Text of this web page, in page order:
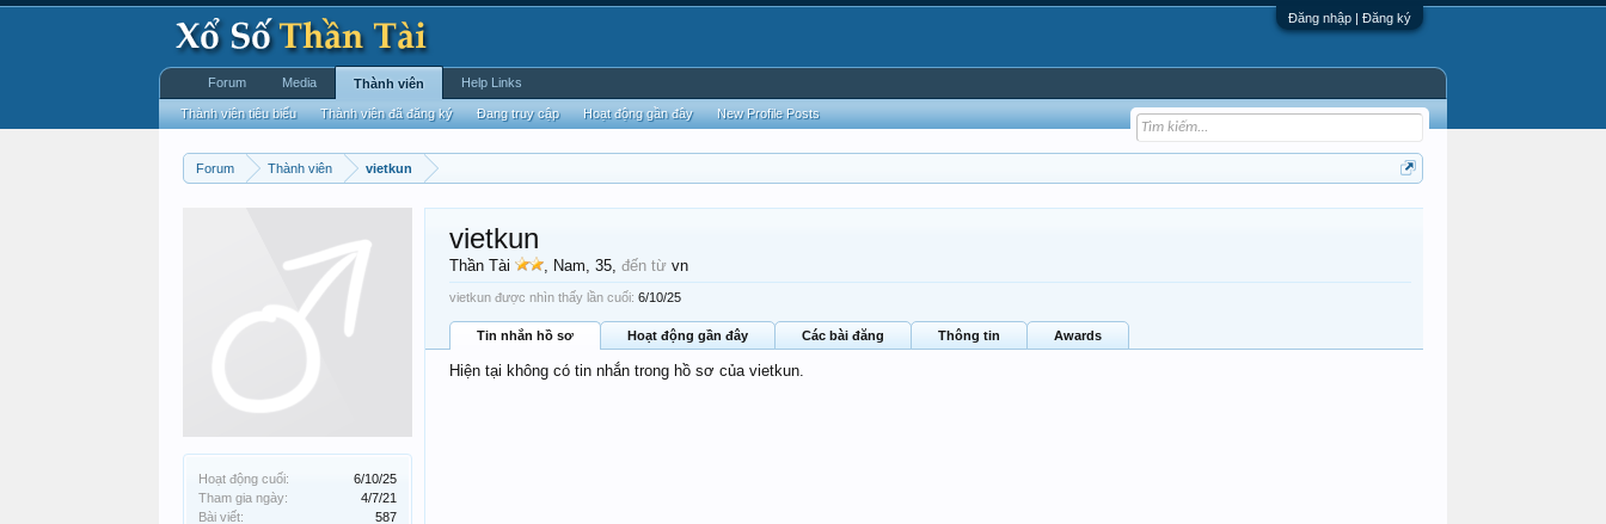
Đăng nhập | Đăng ký
Forum Thành viên vietkun
Hoạt động cuối:
6/10/25
Tham gia ngày:
4/7/21
Bài viết:
587
vietkun
Thần Tài , Nam, 35, đến từ vn
vietkun được nhìn thấy lần cuối: 6/10/25
Tin nhắn hồ sơ Hoạt động gần đây Các bài đăng Thông tin Awards
Hiện tại không có tin nhắn trong hồ sơ của vietkun.
Forum Media Thành viên
Thành viên tiêu biểu Thành viên đã đăng ký Đang truy cập Hoạt động gần đây New Profile Posts
Help Links